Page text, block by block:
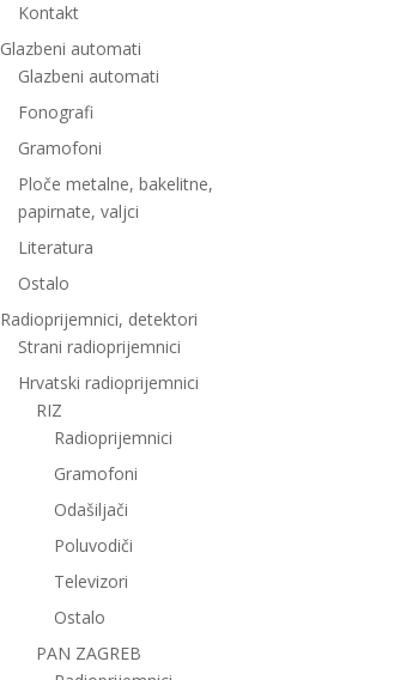
Kontakt
Glazbeni automati
Glazbeni automati
Fonografi
Gramofoni
Ploče metalne, bakelitne,
papirnate, valjci
Literatura
Ostalo
Radioprijemnici, detektori
Strani radioprijemnici
Hrvatski radioprijemnici
RIZ
Radioprijemnici
Gramofoni
Odašiljači
Poluvodiči
Televizori
Ostalo
PAN ZAGREB